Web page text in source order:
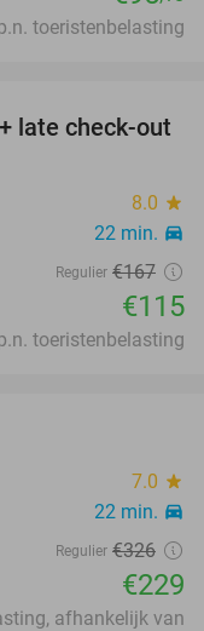
toeristenbelasting
31%
late check-out
8.0 star
22 min. directions_car
Regulier €167
€115
toeristenbelasting
7.0 star
22 min. directions_car
Regulier €326
€229
afhankelijk van